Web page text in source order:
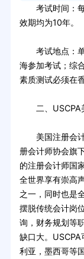
考试时间：每
效期均为10年。
考试地点：单
海参加考试；综
素质测试必须在
二、USCPA
美国注册会计
册会计师协会旗
的注册会计师国
全世界享有崇高
之一，同时也是
摆脱传统会计岗
询，财务规划等
缺口大。
利亚，墨西哥等